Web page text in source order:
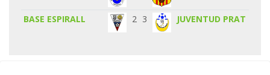
BASE ESPIRALL 2 3 JUVENTUD PRAT